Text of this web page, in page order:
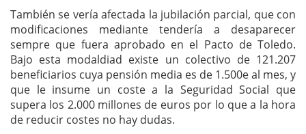
También se vería afectada la jubilación parcial, que con
modificaciones mediante tendería a desaparecer
sempre que fuera aprobado en el Pacto de Toledo.
Bajo esta modaldiad existe un colectivo de 121.207
beneficiarios cuya pensión media es de 1.500e al mes, y
que le insume un coste a la Seguridad Social que
supera los 2.000 millones de euros por lo que a la hora
de reducir costes no hay dudas.